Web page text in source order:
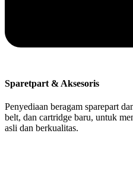
Sparetpart & Aksesoris
Penyediaan beragam sparepart
belt, dan cartridge baru, untuk
asli dan berkualitas.